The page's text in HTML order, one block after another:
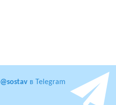
@sostav в Telegram